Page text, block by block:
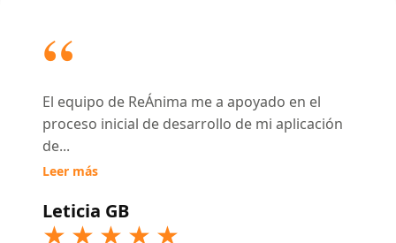
Leticia GB
El equipo de ReÁnima me a apoyado en el
proceso inicial de desarrollo de mi aplicación
de...
Leer más